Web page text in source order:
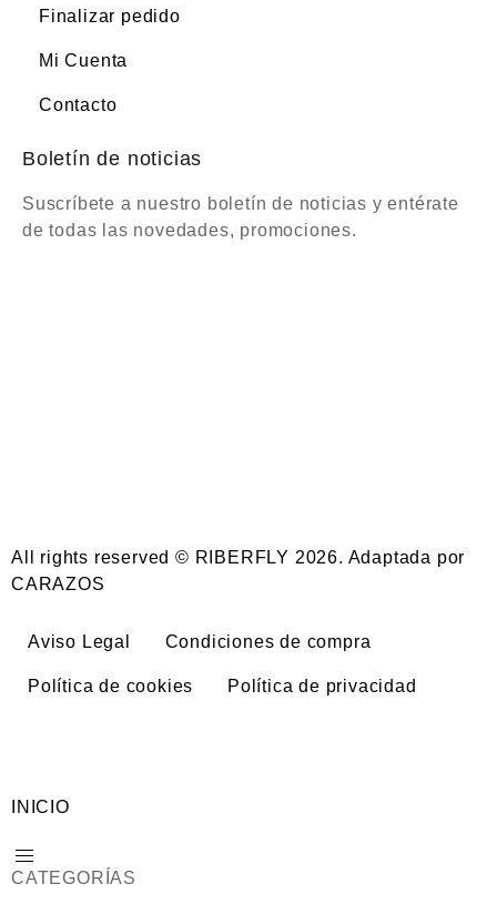
Finalizar pedido
Mi Cuenta
Contacto
Boletín de noticias
Suscríbete a nuestro boletín de noticias y entérate
de todas las novedades, promociones.
All rights reserved © RIBERFLY 2026. Adaptada por
CARAZOS
Aviso Legal Condiciones de compra
Política de cookies Política de privacidad
INICIO
CATEGORÍAS